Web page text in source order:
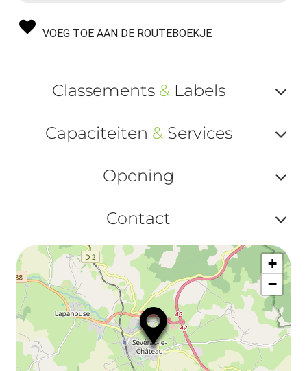
VOEG TOE AAN DE ROUTEBOEKJE
Classements &Labels
ou
Capaciteiten &Services
ou
Opening
ou
et
Contact
ou
+
−